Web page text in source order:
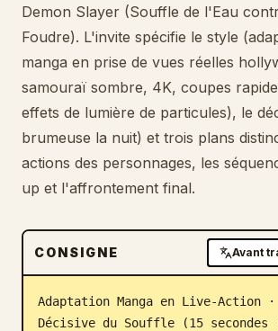
Demon Slayer (Souffle de l'Eau
Foudre). L'invite spécifie le style
manga en prise de vues réelles
samouraï sombre, 4K, coupes
effets de lumière de particules), le
brumeuse la nuit) et trois plans
actions des personnages, les
up et l'affrontement final.
CONSIGNE Avant
Adaptation Manga en Live-Action
Décisive du Souffle (15 secondes